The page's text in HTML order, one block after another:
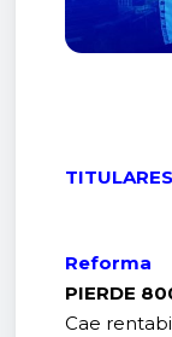
Reforma
PIERDE
Cae